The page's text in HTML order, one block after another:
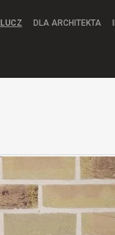
DLA ARCHITEKTA